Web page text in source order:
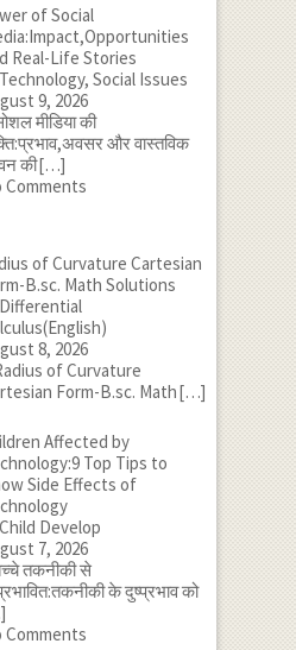
of Social
Real-Life Stories
Social Issues
9, 2026
मीडिया की
और वास्तविक
की[…]
Comments
of Curvature Cartesian
B.sc. Math Solutions
8, 2026
of Curvature
Form-B.sc. Math[…]
Affected by
Top Tips to
Side Effects of
Develop
7, 2026
तकनीकी से
के दुष्प्रभाव को
Comments